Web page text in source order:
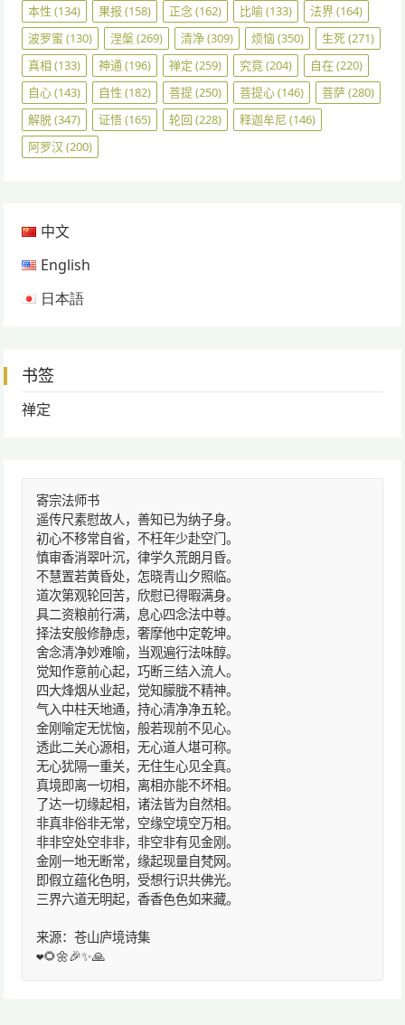
本性 (134) 果报 (158) 正念(162) 比喻(133) 法界(164)
波罗蜜 (130) 涅槃(269) 清净(309) 烦恼(350) 生死(271)
真相 (133) 神通 (196) 禅定 (259) 究竟(204) 自在(220)
自心(143) 自性 (182) 菩提(250) 菩提心(146) 菩萨(280)
解脱(347) 证悟(165) 轮回 (228) 释迦牟尼 (146)
阿罗汉 (200)
中文
English
日本語
书签
禅定
寄宗法师书
遥传尺素慰故人，善知已为纳子身。
初心不移常自省，不枉年少赴空门。
慎审香消翠叶沉，律学久荒朗月昏。
不慧置若黄昏处，怎晓青山夕照临。
道次第观轮回苦，欣慰已得暇满身。
具二资粮前行满，息心四念法中尊。
择法安般修静虑，奢摩他中定乾坤。
舍念清净妙难喻，当观遍行法味醇。
觉知作意前心起，巧断三结入流人。
四大烽烟从业起，觉知朦胧不精神。
气入中柱天地通，持心清净净五轮。
金刚喻定无忧恼，般若现前不见心。
透此二关心源相，无心道人堪可称。
无心犹隔一重关，无住生心见全真。
真境即离一切相，离相亦能不坏相。
了达一切缘起相，诸法皆为自然相。
非真非俗非无常，空缘空境空万相。
非非空处空非非，非空非有见金刚。
金刚一地无断常，缘起现量自梵网。
即假立蕴化色明，受想行识共佛光。
三界六道无明起，香香色色如来藏。
来源：苍山庐境诗集
❤️🌻🌼🎉✨🙏